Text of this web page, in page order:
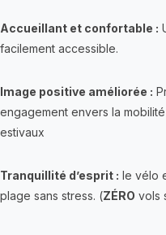
Accueillant et confortable :
facilement accessible.
Image positive améliorée :
engagement envers la
estivaux
Tranquillité d’esprit : le vélo
plage sans stress. (ZÉRO vols